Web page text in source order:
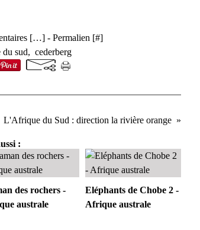
[…] - Permalien [#]
du sud, cederberg
L'Afrique du Sud : direction la rivière orange
:
des rochers -
australe
Eléphants de Chobe 2 -
Afrique australe